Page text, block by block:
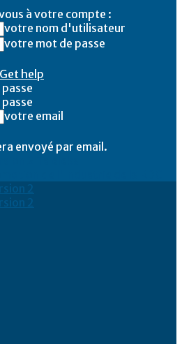
à votre compte :
votre nom d'utilisateur
votre mot de passe
help
votre email
envoyé par email.